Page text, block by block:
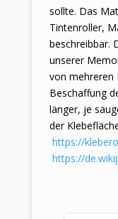
sollte. Das
Tintenroller,
beschreibbar.
unserer
von mehreren
Beschaffung
länger, je
der
https://
https://